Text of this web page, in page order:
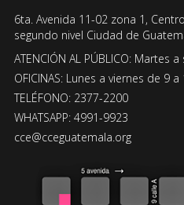
6ta. Avenida 11-02 zona 1,
segundo nivel Ciudad de
ATENCIÓN AL PÚBLICO: Martes
OFICINAS: Lunes a viernes de 9 a
TELÉFONO: 2377-2200
WHATSAPP: 4991-9923
cce@cceguatemala.org